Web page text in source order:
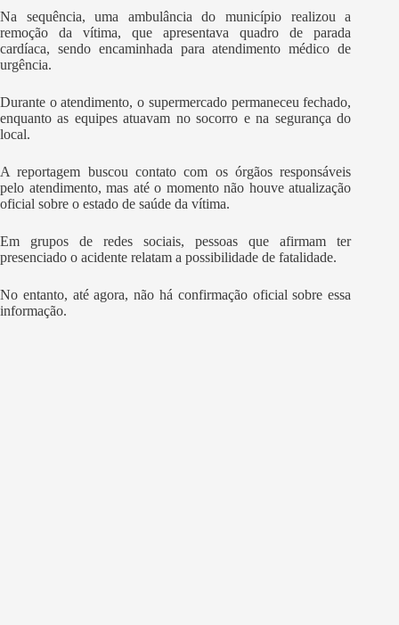
Na sequência, uma ambulância do município realizou a
remoção da vítima, que apresentava quadro de parada
cardíaca, sendo encaminhada para atendimento médico de
urgência.
Durante o atendimento, o supermercado permaneceu fechado,
enquanto as equipes atuavam no socorro e na segurança do
local.
A reportagem buscou contato com os órgãos responsáveis
pelo atendimento, mas até o momento não houve atualização
oficial sobre o estado de saúde da vítima.
Em grupos de redes sociais, pessoas que afirmam ter
presenciado o acidente relatam a possibilidade de fatalidade.
No entanto, até agora, não há confirmação oficial sobre essa
informação.